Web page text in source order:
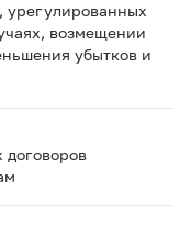
урегулированных
возмещении
убытков и
договоров